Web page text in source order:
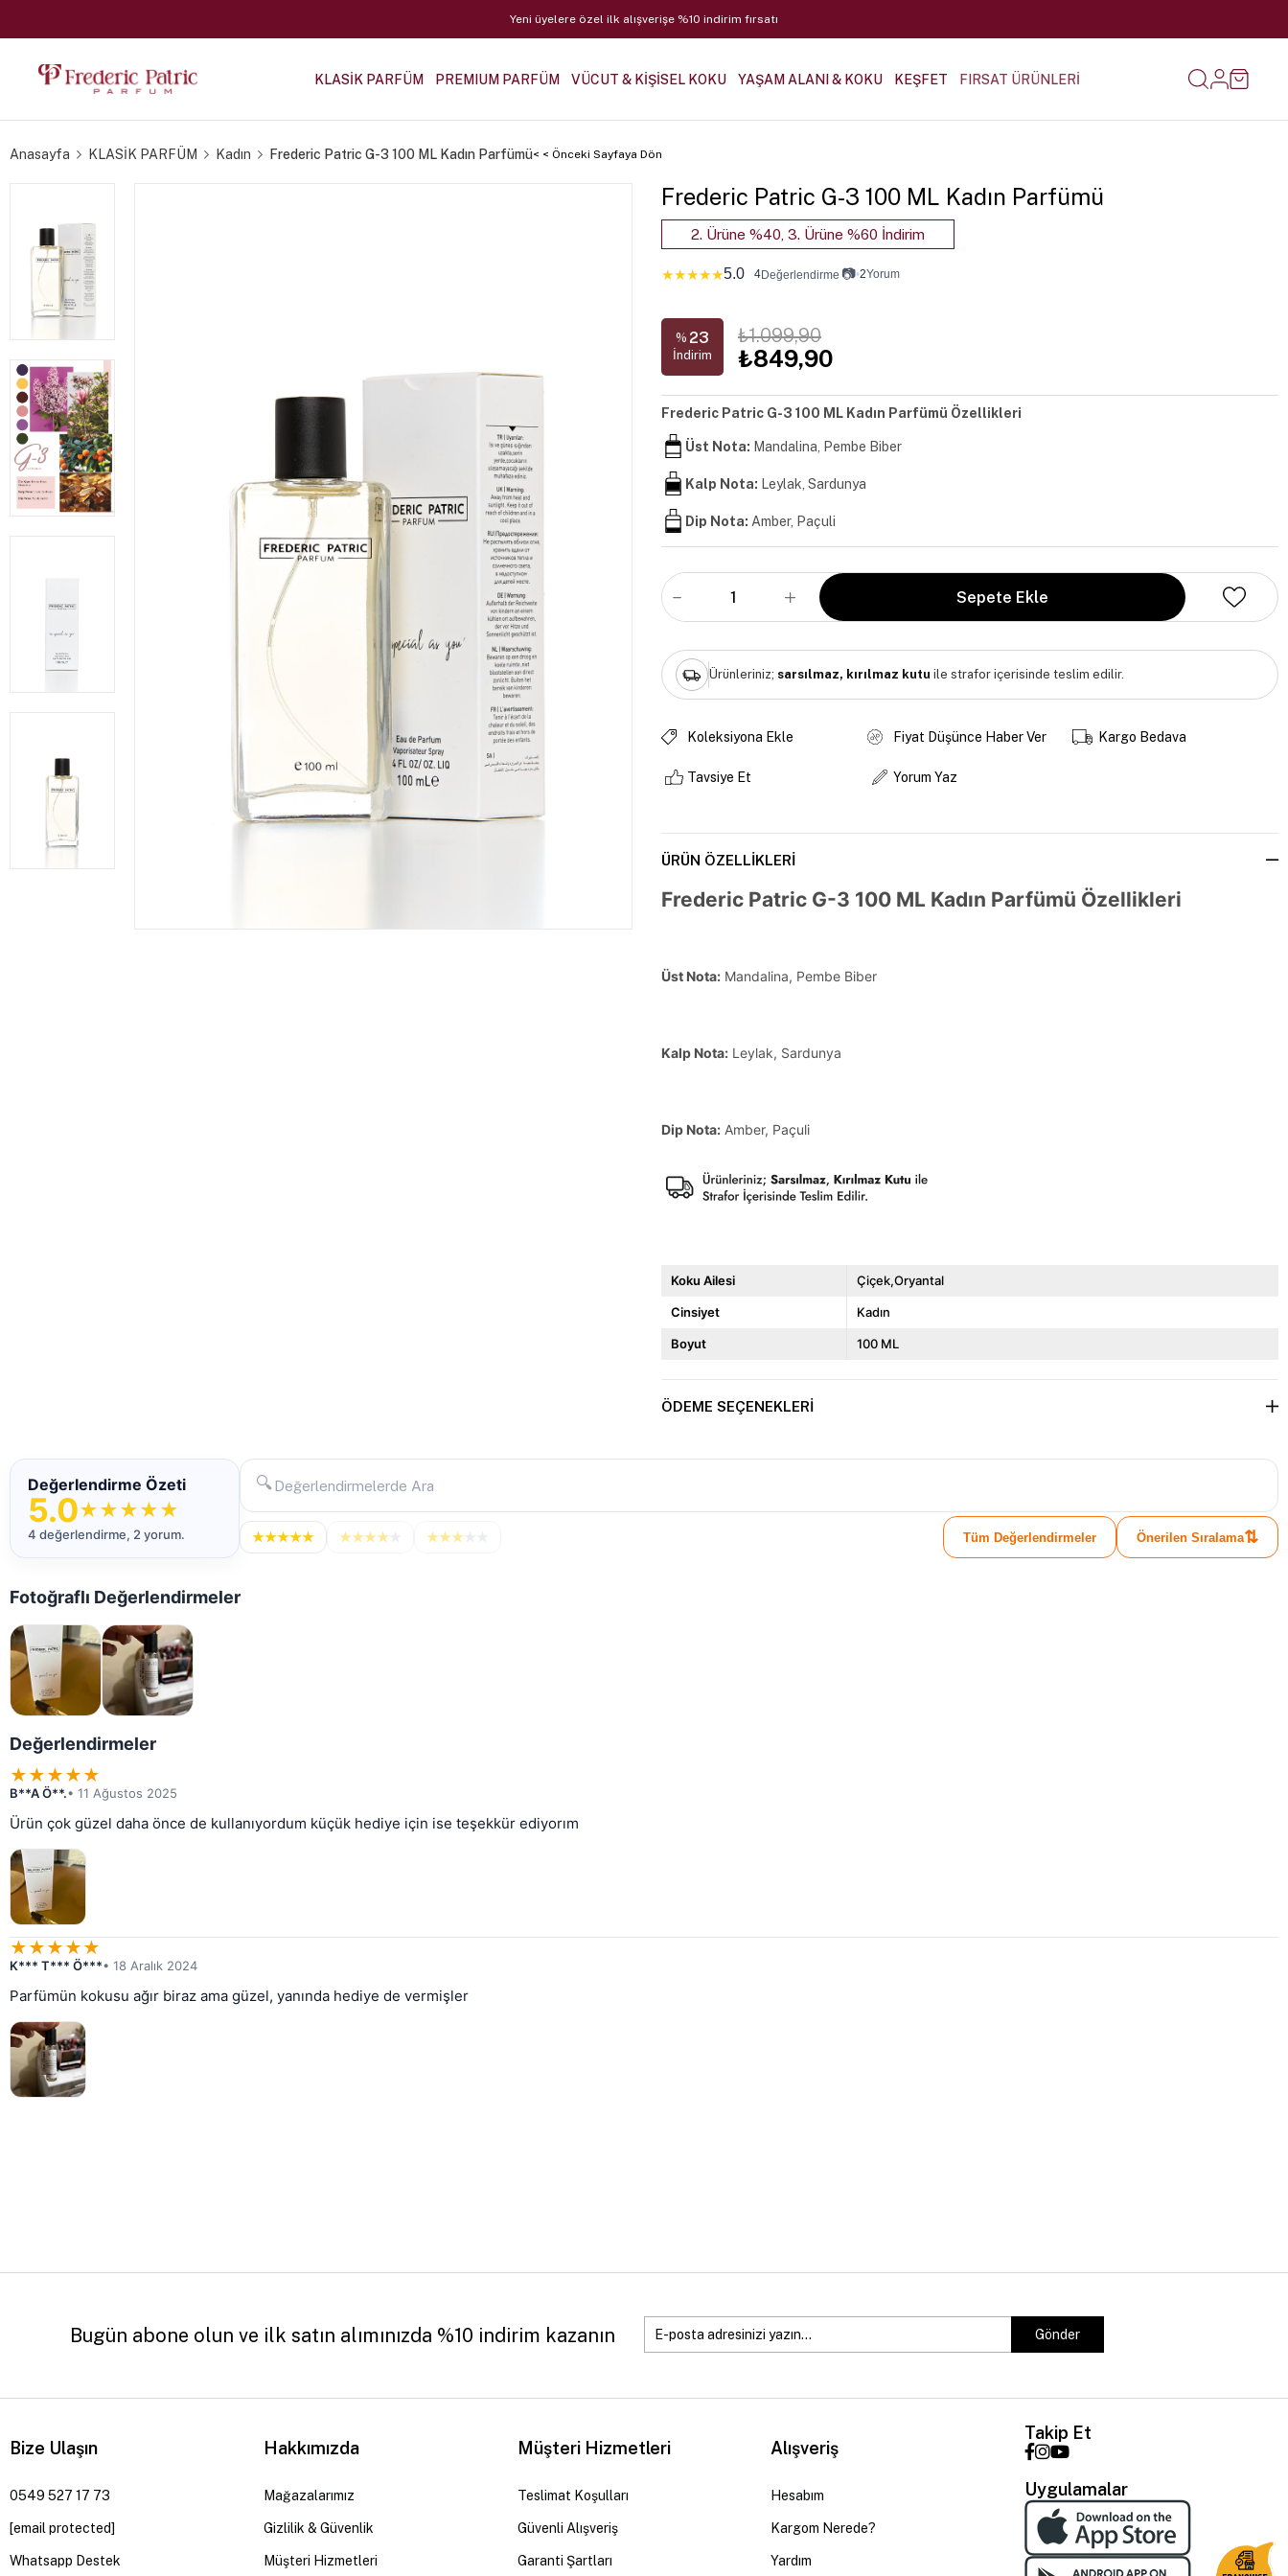
Yeni üyelere özel ilk alışverişe %10 indirim fırsatı
KLASİK PARFÜM PREMIUM PARFÜM VÜCUT & KİŞİSEL KOKU YAŞAM ALANI & KOKU KEŞFET FIRSAT ÜRÜNLERİ
Anasayfa KLASİK PARFÜM Kadın Frederic Patric G-3 100 ML Kadın Parfümü< < Önceki Sayfaya Dön
Frederic Patric G-3 100 ML Kadın Parfümü
2. Ürüne %40, 3. Ürüne %60 İndirim
★★★★★5.0 4Değerlendirme 📷•2Yorum
% 23
İndirim
₺1.099,90
₺849,90
Frederic Patric G-3 100 ML Kadın Parfümü Özellikleri
Üst Nota: Mandalina, Pembe Biber
Kalp Nota: Leylak, Sardunya
Dip Nota: Amber, Paçuli
Ürünleriniz; sarsılmaz, kırılmaz kutu ile strafor içerisinde teslim edilir.
Koleksiyona Ekle Fiyat Düşünce Haber Ver Kargo Bedava
Tavsiye Et Yorum Yaz
ÜRÜN ÖZELLIKLERI
Frederic Patric G-3 100 ML Kadın Parfümü Özellikleri
Üst Nota: Mandalina, Pembe Biber
Kalp Nota: Leylak, Sardunya
Dip Nota: Amber, Paçuli
Koku Ailesi Çiçek,Oryantal
Cinsiyet Kadın
Boyut 100 ML
ÖDEME SEÇENEKLERI
Değerlendirme Özeti
5.0★★★★★
4 değerlendirme, 2 yorum.
🔍
★★★★★ ★★★★ ★★★ Tüm Değerlendirmeler Önerilen Sıralama⇅
Fotoğraflı Değerlendirmeler
Değerlendirmeler
★★★★★
B**A Ö**.• 11 Ağustos 2025
Ürün çok güzel daha önce de kullanıyordum küçük hediye için ise teşekkür ediyorım
★★★★★
K*** T*** Ö***• 18 Aralık 2024
Parfümün kokusu ağır biraz ama güzel, yanında hediye de vermişler
Bugün abone olun ve ilk satın alımınızda %10 indirim kazanın Gönder
Bize Ulaşın
0549 527 17 73
[email protected]
Whatsapp Destek
Hakkımızda
Mağazalarımız
Gizlilik & Güvenlik
Müşteri Hizmetleri
Müşteri Hizmetleri
Teslimat Koşulları
Güvenli Alışveriş
Garanti Şartları
Alışveriş
Hesabım
Kargom Nerede?
Yardım
Takip Et
Uygulamalar